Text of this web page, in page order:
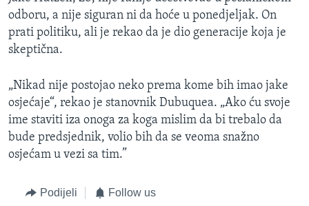
odboru, a nije siguran ni da hoće u ponedjeljak. On
prati politiku, ali je rekao da je dio generacije koja je
skeptična.
„Nikad nije postojao neko prema kome bih imao jake
osjećaje“, rekao je stanovnik Dubuquea. „Ako ću svoje
ime staviti iza onoga za koga mislim da bi trebalo da
bude predsjednik, volio bih da se veoma snažno
osjećam u vezi sa tim.”
Podijeli Follow us